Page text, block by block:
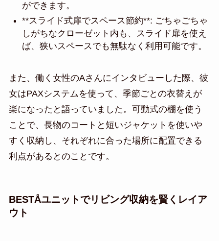
ができます。
**スライド式扉でスペース節約**: ごちゃごちゃ
しがちなクローゼット内も、スライド扉を使え
ば、狭いスペースでも無駄なく利用可能です。
また、働く女性のAさんにインタビューした際、彼
女はPAXシステムを使って、季節ごとの衣替えが
楽になったと語っていました。可動式の棚を使う
ことで、長物のコートと短いジャケットを使いや
すく収納し、それぞれに合った場所に配置できる
利点があるとのことです。
BESTÅユニットでリビング収納を賢くレイア
ウト